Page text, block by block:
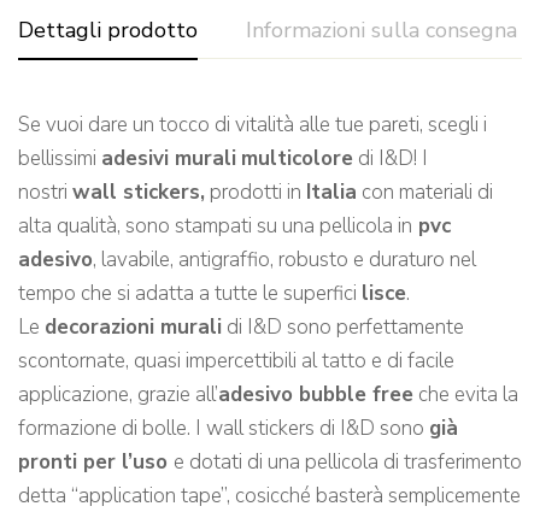
Dettagli prodotto Informazioni sulla consegna
Se vuoi dare un tocco di vitalità alle tue pareti, scegli i
bellissimi adesivi murali multicolore di I&D! I
nostri wall stickers, prodotti in Italia con materiali di
alta qualità, sono stampati su una pellicola in pvc
adesivo, lavabile, antigraffio, robusto e duraturo nel
tempo che si adatta a tutte le superfici lisce.
Le decorazioni murali di I&D sono perfettamente
scontornate, quasi impercettibili al tatto e di facile
applicazione, grazie all’adesivo bubble free che evita la
formazione di bolle. I wall stickers di I&D sono già
pronti per l’uso e dotati di una pellicola di trasferimento
detta “application tape”, cosicché basterà semplicemente